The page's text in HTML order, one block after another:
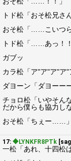
トド松「おそ松兄さ
おそ松「……こいつら
トド松「……あっ！！
ガブッ
カラ松「ア"ア"ア"ア"
ダヨーン「ダヨーー
チョロ松「いやそん
だから僕らも協力し
おそ松「ちぇー……」
17: ◆LYNKFR8PTk
一松「あれ、十四松